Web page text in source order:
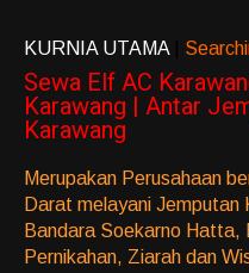
KURNIA UTAMA
Sewa Elf AC
Karawang | Antar
Karawang
Merupakan Perusahaan
Darat melayani
Bandara Soekarno Hatta,
Pernikahan, Ziarah dan